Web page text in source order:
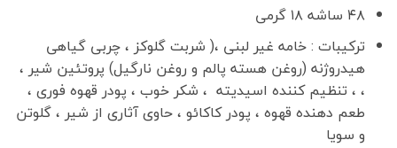
۴۸ ساشه ۱۸ گرمی
ترکیبات : خامه غیر لبنی ،( شربت گلوکز ، چربی گیاهی
هیدروژنه (روغن هسته پالم و روغن نارگیل) پروتئین شیر ،
، ، تنظیم کننده اسیدیته ، شکر خوب ، پودر قهوه فوری ،
طعم دهنده قهوه ، پودر کاکائو ، حاوی آثاری از شیر ، گلوتن
و سویا